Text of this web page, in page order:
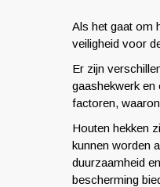
Als het gaat om
veiligheid voor
Er zijn
gaashekwerk
factoren,
Houten hekken
kunnen worden
duurzaamheid
bescherming